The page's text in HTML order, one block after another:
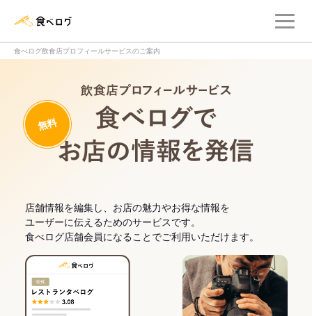
食べログ飲食店プロフィールサービスのご案内
無料
店舗情報を編集し、お店の魅力やお得な情報を
ユーザーに伝えるためのサービスです。
食べログ店舗会員になることでご利用いただけます。